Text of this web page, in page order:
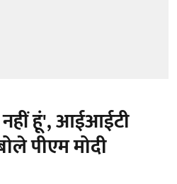
नहीं हूं', आईआईटी
पीएम मोदी